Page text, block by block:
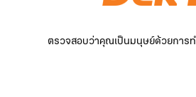
ตรวจสอบว่าคุณเป็นมนุษย์ด้วยการท